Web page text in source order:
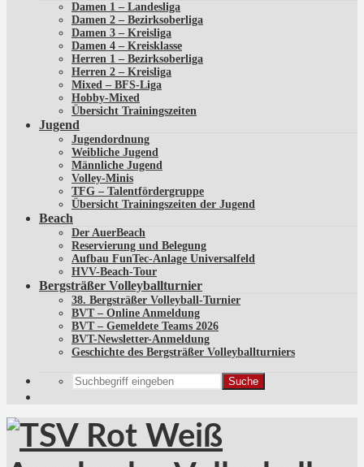
Damen 1 – Landesliga
Damen 2 – Bezirksoberliga
Damen 3 – Kreisliga
Damen 4 – Kreisklasse
Herren 1 – Bezirksoberliga
Herren 2 – Kreisliga
Mixed – BFS-Liga
Hobby-Mixed
Übersicht Trainingszeiten
Jugend
Jugendordnung
Weibliche Jugend
Männliche Jugend
Volley-Minis
TFG – Talentfördergruppe
Übersicht Trainingszeiten der Jugend
Beach
Der AuerBeach
Reservierung und Belegung
Aufbau FunTec-Anlage Universalfeld
HVV-Beach-Tour
Bergsträßer Volleyballturnier
38. Bergsträßer Volleyball-Turnier
BVT – Online Anmeldung
BVT – Gemeldete Teams 2026
BVT-Newsletter-Anmeldung
Geschichte des Bergsträßer Volleyballturniers
Suche